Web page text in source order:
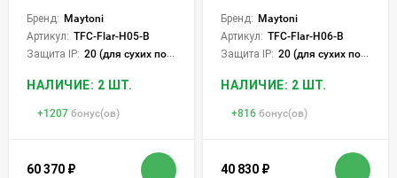
Бренд: Maytoni
Артикул: TFC-Flar-H05-B
Защита IP: 20 (для сухих пом.)
НАЛИЧИЕ: 2 ШТ.
+1207 бонус(ов)
60 370 ₽
Бренд: Maytoni
Артикул: TFC-Flar-H06-B
Защита IP: 20 (для сухих пом.)
НАЛИЧИЕ: 2 ШТ.
+816 бонус(ов)
40 830 ₽